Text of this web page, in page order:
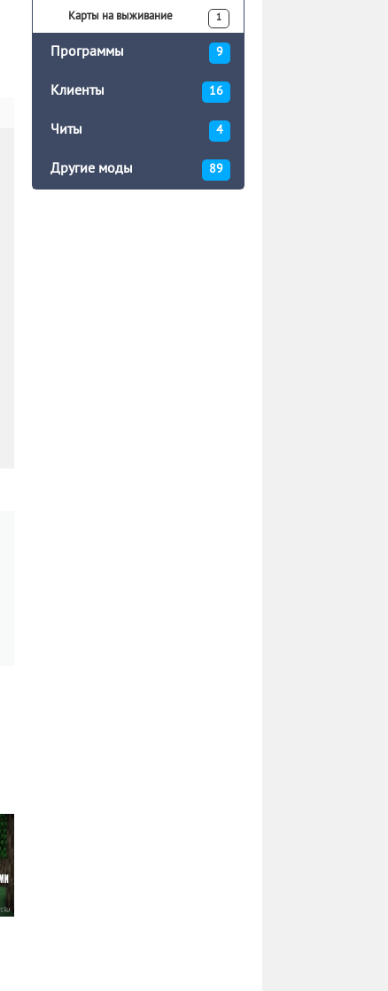
Карты на выживание 1
Программы 9
Клиенты 16
Читы 4
Другие моды 89